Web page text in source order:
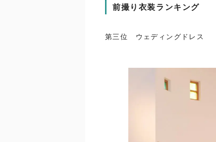
前撮り衣装ランキング
第三位 ウェディングドレス